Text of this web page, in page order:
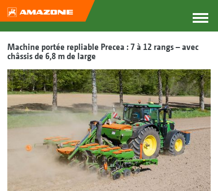
Machine portée repliable Precea : 7 à 12 rangs – avec
châssis de 6,8 m de large